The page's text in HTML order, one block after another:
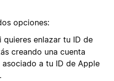
opciones:
quieres enlazar tu ID de
creando una cuenta
a tu ID de Apple